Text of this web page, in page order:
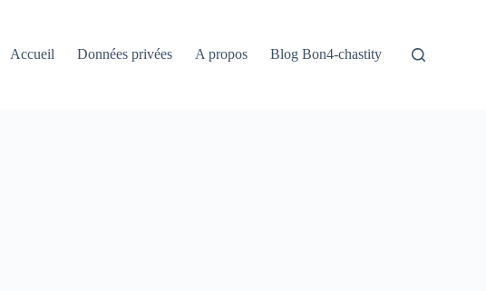
Accueil Données privées A propos Blog Bon4-chastity